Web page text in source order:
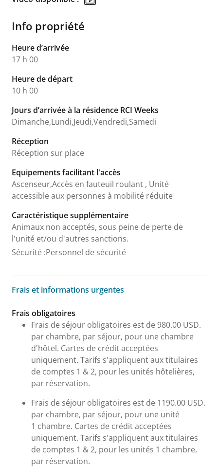
Info propriété
Heure d’arrivée
17 h 00
Heure de départ
10 h 00
Jours d’arrivée à la résidence RCI Weeks
Dimanche,Lundi,Jeudi,Vendredi,Samedi
Réception
Réception sur place
Equipements facilitant l'accès
Ascenseur,Accès en fauteuil roulant , Unité
accessible aux personnes à mobilité réduite
Caractéristique supplémentaire
Animaux non acceptés, sous peine de perte de
l'unité et/ou d'autres sanctions.
Sécurité :Personnel de sécurité
Frais et informations urgentes
Frais et informations urgentes
Frais obligatoires
Frais de séjour obligatoires est de 980.00 USD.
par chambre, par séjour, pour une chambre
d'hôtel. Cartes de crédit acceptées
uniquement. Tarifs s'appliquent aux titulaires
de comptes 1 & 2, pour les unités hôtelières,
par réservation.
Frais de séjour obligatoires est de 1190.00 USD.
par chambre, par séjour, pour une unité
1 chambre. Cartes de crédit acceptées
uniquement. Tarifs s'appliquent aux titulaires
de comptes 1 & 2, pour les unités 1 chambre,
par réservation.